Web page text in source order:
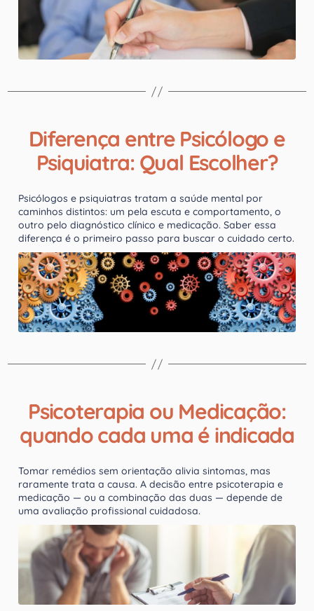
Diferença entre Psicólogo e
Psiquiatra: Qual Escolher?
Psicólogos e psiquiatras tratam a saúde mental por
caminhos distintos: um pela escuta e comportamento, o
outro pelo diagnóstico clínico e medicação. Saber essa
diferença é o primeiro passo para buscar o cuidado certo.
Psicoterapia ou Medicação:
quando cada uma é indicada
Tomar remédios sem orientação alivia sintomas, mas
raramente trata a causa. A decisão entre psicoterapia e
medicação — ou a combinação das duas — depende de
uma avaliação profissional cuidadosa.